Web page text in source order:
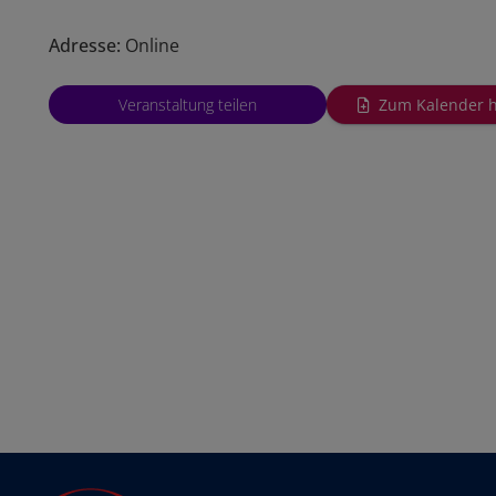
Adresse: Online
Veranstaltung teilen Zum Kalender